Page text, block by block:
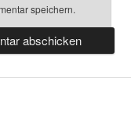
speichern.